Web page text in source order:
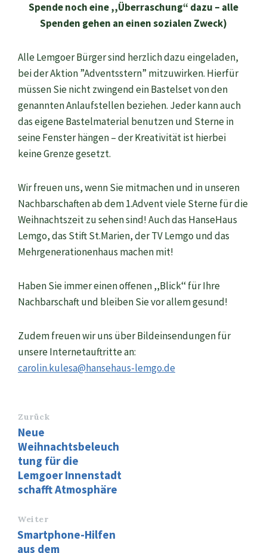
Spende noch eine ,,Überraschung“ dazu – alle
Spenden gehen an einen sozialen Zweck)
Alle Lemgoer Bürger sind herzlich dazu eingeladen,
bei der Aktion ”Adventsstern” mitzuwirken. Hierfür
müssen Sie nicht zwingend ein Bastelset von den
genannten Anlaufstellen beziehen. Jeder kann auch
das eigene Bastelmaterial benutzen und Sterne in
seine Fenster hängen – der Kreativität ist hierbei
keine Grenze gesetzt.
Wir freuen uns, wenn Sie mitmachen und in unseren
Nachbarschaften ab dem 1.Advent viele Sterne für die
Weihnachtszeit zu sehen sind! Auch das HanseHaus
Lemgo, das Stift St.Marien, der TV Lemgo und das
Mehrgenerationenhaus machen mit!
Haben Sie immer einen offenen ,,Blick‘‘ für Ihre
Nachbarschaft und bleiben Sie vor allem gesund!
Zudem freuen wir uns über Bildeinsendungen für
unsere Internetauftritte an:
carolin.kulesa@hansehaus-lemgo.de
Zurück
Neue
Weihnachtsbeleuch
tung für die
Lemgoer Innenstadt
schafft Atmosphäre
Weiter
Smartphone-Hilfen
aus dem